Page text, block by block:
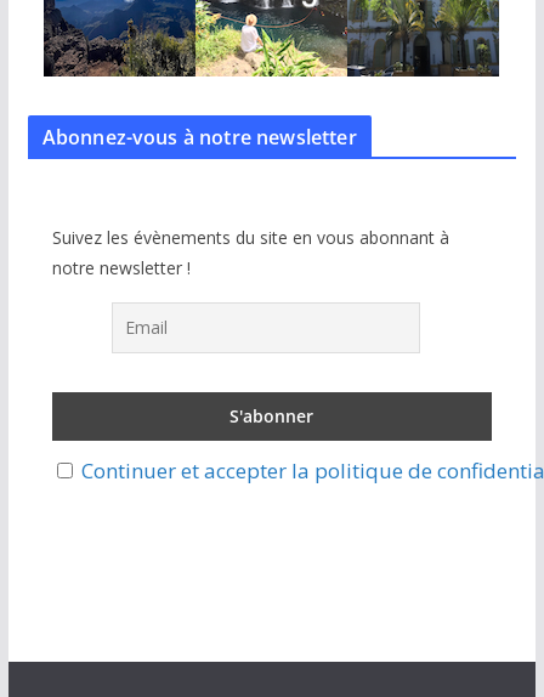
Abonnez-vous à notre newsletter
Suivez les évènements du site en vous abonnant à
notre newsletter !
Continuer et accepter la politique de